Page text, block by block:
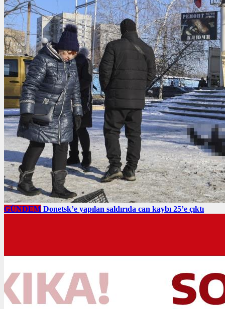
GÜNDEM Donetsk’e yapılan saldırıda can kaybı 25’e çıktı